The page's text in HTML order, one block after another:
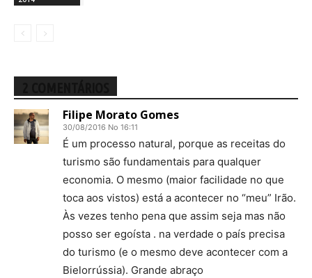
Filipe Morato Gomes
30/08/2016 No 16:11
É um processo natural, porque as receitas do
turismo são fundamentais para qualquer
economia. O mesmo (maior facilidade no que
toca aos vistos) está a acontecer no “meu” Irão.
Às vezes tenho pena que assim seja mas não
posso ser egoísta . na verdade o país precisa
do turismo (e o mesmo deve acontecer com a
Bielorrússia). Grande abraço